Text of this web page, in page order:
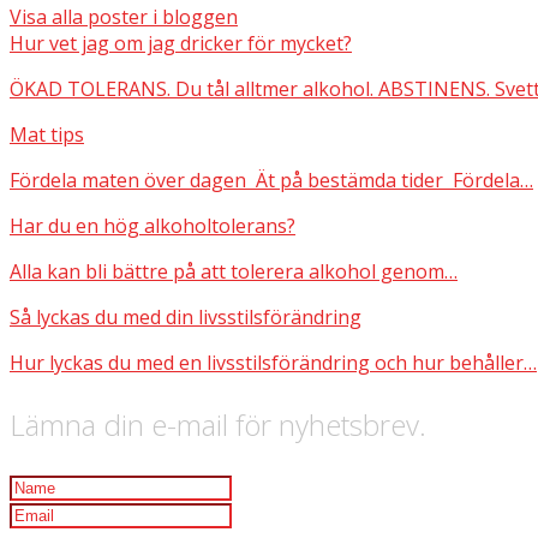
Visa alla poster i bloggen
Hur vet jag om jag dricker för mycket?
ÖKAD TOLERANS. Du tål alltmer alkohol. ABSTINENS.
Mat tips
Fördela maten över dagen Ät på bestämda tider Fördela…
Har du en hög alkoholtolerans?
Alla kan bli bättre på att tolerera alkohol genom…
Så lyckas du med din livsstilsförändring
Hur lyckas du med en livsstilsförändring och hur behåller…
Lämna din e-mail för nyhetsbrev.